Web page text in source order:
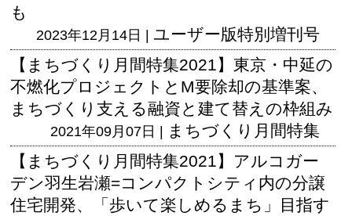
も
2023年12月14日 | ユーザー版特別増刊号
【まちづくり月間特集2021】東京・中延の
不燃化プロジェクトとM要除却の基準案、
まちづくり支える融資と建て替えの枠組み
2021年09月07日 | まちづくり月間特集
【まちづくり月間特集2021】アルコガー
デン羽生岩瀬=コンパクトシティ内の分譲
住宅開発、「歩いて楽しめるまち」目指す